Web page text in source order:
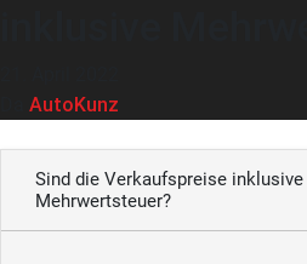
AutoKunz
Sind die Verkaufspreise inklusive
Mehrwertsteuer?